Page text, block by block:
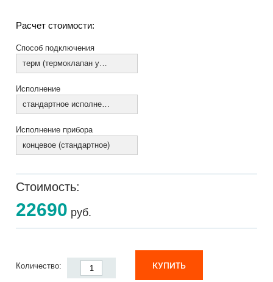
Расчет стоимости:
Способ подключения
терм (термоклапан установлен)
Исполнение
стандартное исполнение
Исполнение прибора
концевое (стандартное)
Стоимость:
22690 руб.
Количество: КУПИТЬ